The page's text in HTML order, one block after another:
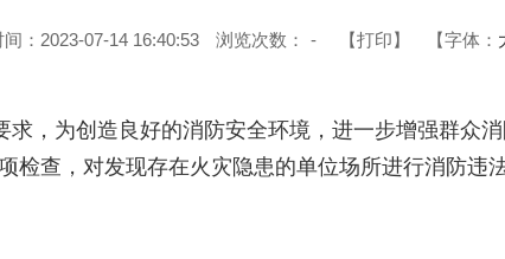
间：2023-07-14 16:40:53 浏览次数： - 【打印】 【字体：
，为创造良好的消防安全环境，进一步增强群众
查，对发现存在火灾隐患的单位场所进行消防违法